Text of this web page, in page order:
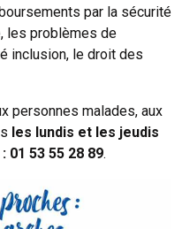
par la sécurité
les problèmes de
inclusion, le droit des
personnes malades, aux
les lundis et les jeudis
01 53 55 28 89.